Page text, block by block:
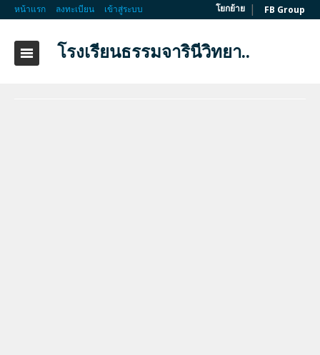
หน้าแรก ลงทะเบียน เข้าสู่ระบบ โยกย้าย | FB Group
โรงเรียนธรรมจารินีวิทยา..